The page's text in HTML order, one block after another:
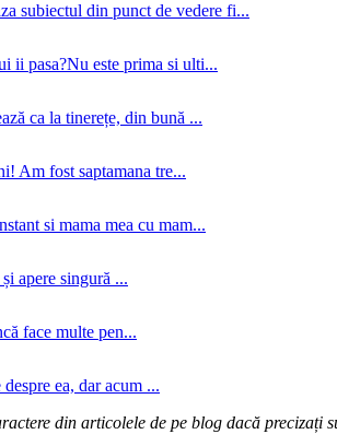
subiectul din punct de vedere fi...
ii pasa?Nu este prima si ulti...
ca la tinerețe, din bună ...
Am fost saptamana tre...
si mama mea cu mam...
apere singură ...
face multe pen...
ea, dar acum ...
din articolele de pe blog dacă